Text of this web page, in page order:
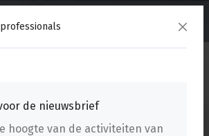
de nieuwsbrief
hoogte van de activiteiten van